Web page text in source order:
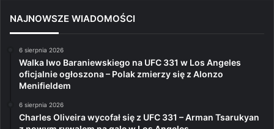
NAJNOWSZE WIADOMOŚCI
6 sierpnia 2026
Walka Iwo Baraniewskiego na UFC 331 w Los Angeles
oficjalnie ogłoszona – Polak zmierzy się z Alonzo
Menifieldem
6 sierpnia 2026
Charles Oliveira wycofał się z UFC 331 – Arman Tsarukyan